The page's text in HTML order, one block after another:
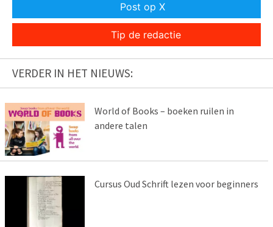
Post op X
Tip de redactie
VERDER IN HET NIEUWS:
World of Books – boeken ruilen in
andere talen
Cursus Oud Schrift lezen voor beginners